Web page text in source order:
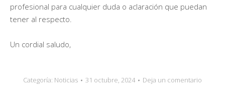
profesional para cualquier duda o aclaración que puedan
tener al respecto.
Un cordial saludo,
Categoría: Noticias 31 octubre, 2024 Deja un comentario